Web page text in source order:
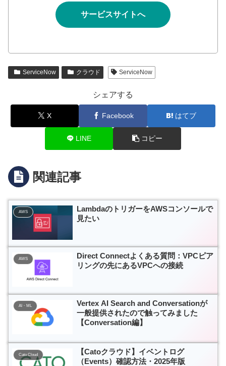
サービスサイトへ
ServiceNow クラウド ServiceNow
シェアする
X Facebook はてブ
LINE コピー
関連記事
AWS
LambdaのトリガーをAWSコンソールで
見たい
AWS
Direct Connectよくある質問：VPCピア
リングの先にあるVPCへの接続
AI・ML
Vertex AI Search and Conversationが
一般提供されたので触ってみました
【Conversation編】
Cato Cloud
【Catoクラウド】イベントログ
（Events）確認方法・2025年版